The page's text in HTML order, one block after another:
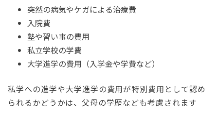
突然の病気やケガによる治療費
入院費
塾や習い事の費用
私立学校の学費
大学進学の費用（入学金や学費など）
私学への進学や大学進学の費用が特別費用として認め
られるかどうかは、父母の学歴なども考慮されます